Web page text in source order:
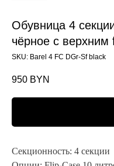
Обувница 4
чёрное с верхним
SKU: Barel 4 FC DGr-Sf black
950 BYN
Секционность: 4 секции